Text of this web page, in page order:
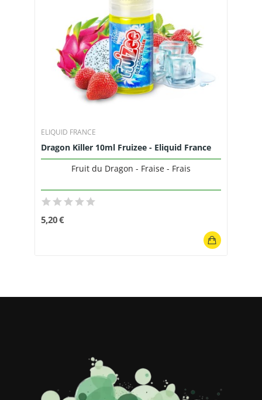
ELIQUID FRANCE
Dragon Killer 10ml Fruizee - Eliquid France
Fruit du Dragon - Fraise - Frais
5,20 €